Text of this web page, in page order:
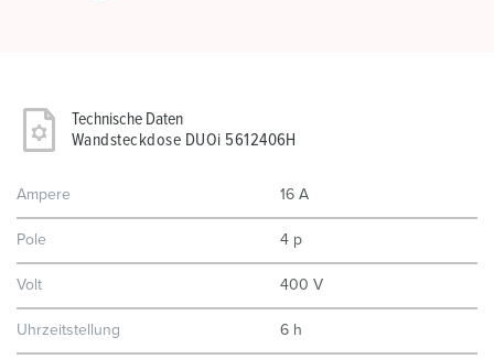
Technische Daten
Wandsteckdose DUOi 5612406H
Ampere 16 A
Pole 4 p
Volt 400 V
Uhrzeitstellung 6 h